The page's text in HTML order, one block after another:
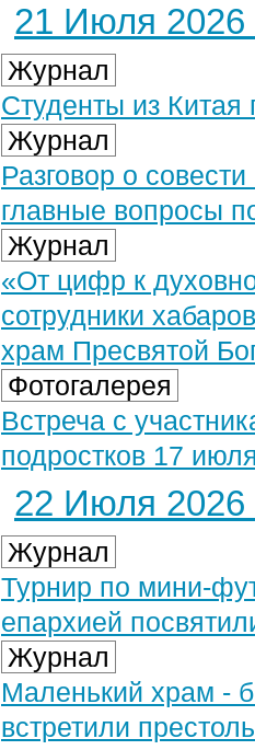
21 Июля 2026
Журнал
Студенты из Китая
Журнал
Разговор о
главные вопросы
Журнал
«От цифр к
сотрудники
храм Пресвятой
Фотогалерея
Встреча с
подростков 17
22 Июля 2026
Журнал
Турнир по мини-
епархией
Журнал
Маленький храм -
встретили